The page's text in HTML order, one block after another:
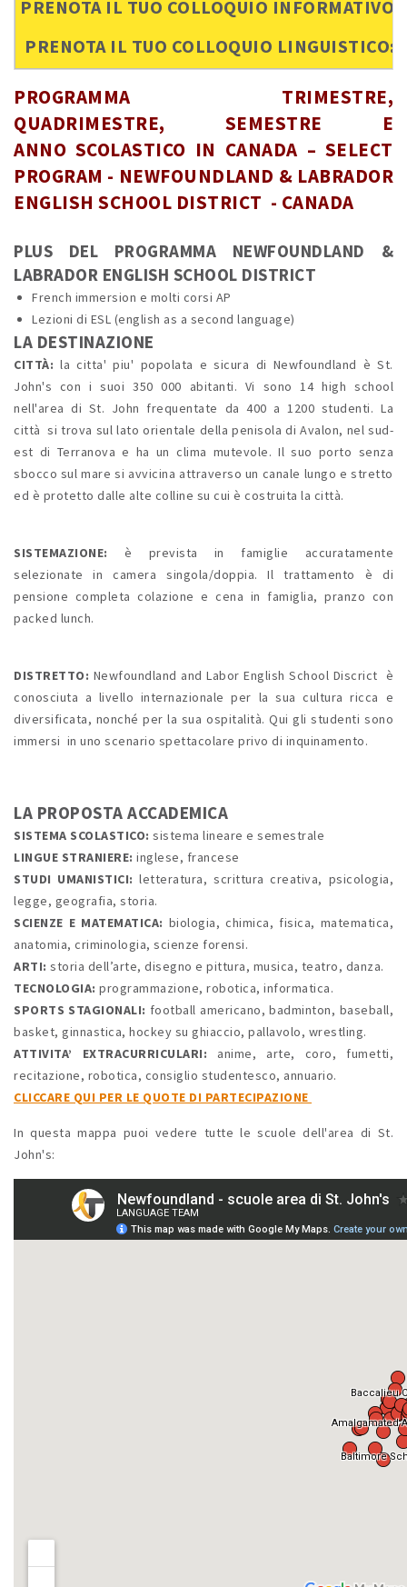
PRENOTA IL TUO COLLOQUIO INFORMATIVO:
PRENOTA IL TUO COLLOQUIO LINGUISTICO:
PROGRAMMA TRIMESTRE,
QUADRIMESTRE, SEMESTRE E
ANNO SCOLASTICO IN CANADA – SELECT
PROGRAM - NEWFOUNDLAND & LABRADOR
ENGLISH SCHOOL DISTRICT - CANADA
PLUS DEL PROGRAMMA NEWFOUNDLAND &
LABRADOR ENGLISH SCHOOL DISTRICT
French immersion e molti corsi AP
Lezioni di ESL (english as a second language)
LA DESTINAZIONE
CITTÀ: la citta' piu' popolata e sicura di Newfoundland è St.
John's con i suoi 350 000 abitanti. Vi sono 14 high school
nell'area di St. John frequentate da 400 a 1200 studenti. La
cittàsi trova sul lato orientale della penisola di Avalon, nel sud-
est di Terranova e ha un clima mutevole. Il suo porto senza
sbocco sul mare si avvicina attraverso un canale lungo e stretto
ed è protetto dalle alte colline su cui è costruita la città.
SISTEMAZIONE: è prevista in famiglie accuratamente
selezionate in camera singola/doppia. Il trattamento è di
pensione completa colazione e cena in famiglia, pranzo con
packed lunch.
DISTRETTO: Newfoundland and Labor English School Discrict è
conosciuta a livello internazionale per la sua cultura ricca e
diversificata, nonché per la sua ospitalità. Quigli studenti sono
immersi in uno scenario spettacolare privo di inquinamento.
LA PROPOSTA ACCADEMICA
SISTEMA SCOLASTICO: sistema lineare e semestrale
LINGUE STRANIERE: inglese, francese
STUDI UMANISTICI: letteratura, scrittura creativa, psicologia,
legge, geografia, storia.
SCIENZE E MATEMATICA: biologia, chimica, fisica, matematica,
anatomia, criminologia, scienze forensi.
ARTI: storia dell’arte, disegno e pittura, musica, teatro, danza.
TECNOLOGIA: programmazione, robotica, informatica.
SPORTS STAGIONALI: football americano, badminton, baseball,
basket, ginnastica, hockey su ghiaccio, pallavolo, wrestling.
ATTIVITA’ EXTRACURRICULARI: anime, arte, coro, fumetti,
recitazione, robotica, consiglio studentesco, annuario.
CLICCARE QUI PER LE QUOTE DI PARTECIPAZIONE
In questa mappa puoi vedere tutte le scuole dell'area di St.
John's: